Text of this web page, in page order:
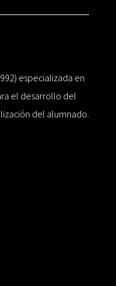
especializada en
el desarrollo del
del alumnado.